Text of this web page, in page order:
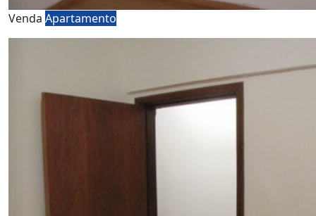
Venda Apartamento